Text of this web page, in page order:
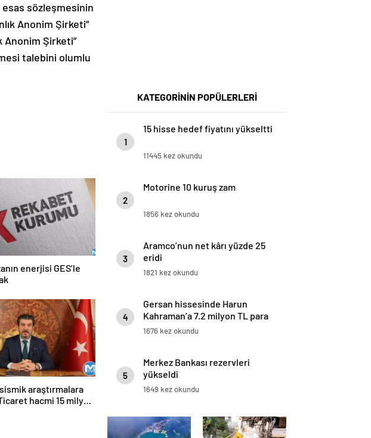
esas sözleşmesinin
Anonim Şirketi”
Anonim Şirketi”
talebini olumlu
enerjisi GES’le
araştırmalara
hacmi 15 milyar
KATEGORİNİN POPÜLERLERİ
1
15 hisse hedef fiyatını yükseltti
11445 kez okundu
2
Motorine 10 kuruş zam
1856 kez okundu
3
Aramco’nun net kârı yüzde 25
eridi
1821 kez okundu
4
Gersan hissesinde Harun
Kahraman’a 7.2 milyon TL para
cezası
1676 kez okundu
5
Merkez Bankası rezervleri
yükseldi
1649 kez okundu